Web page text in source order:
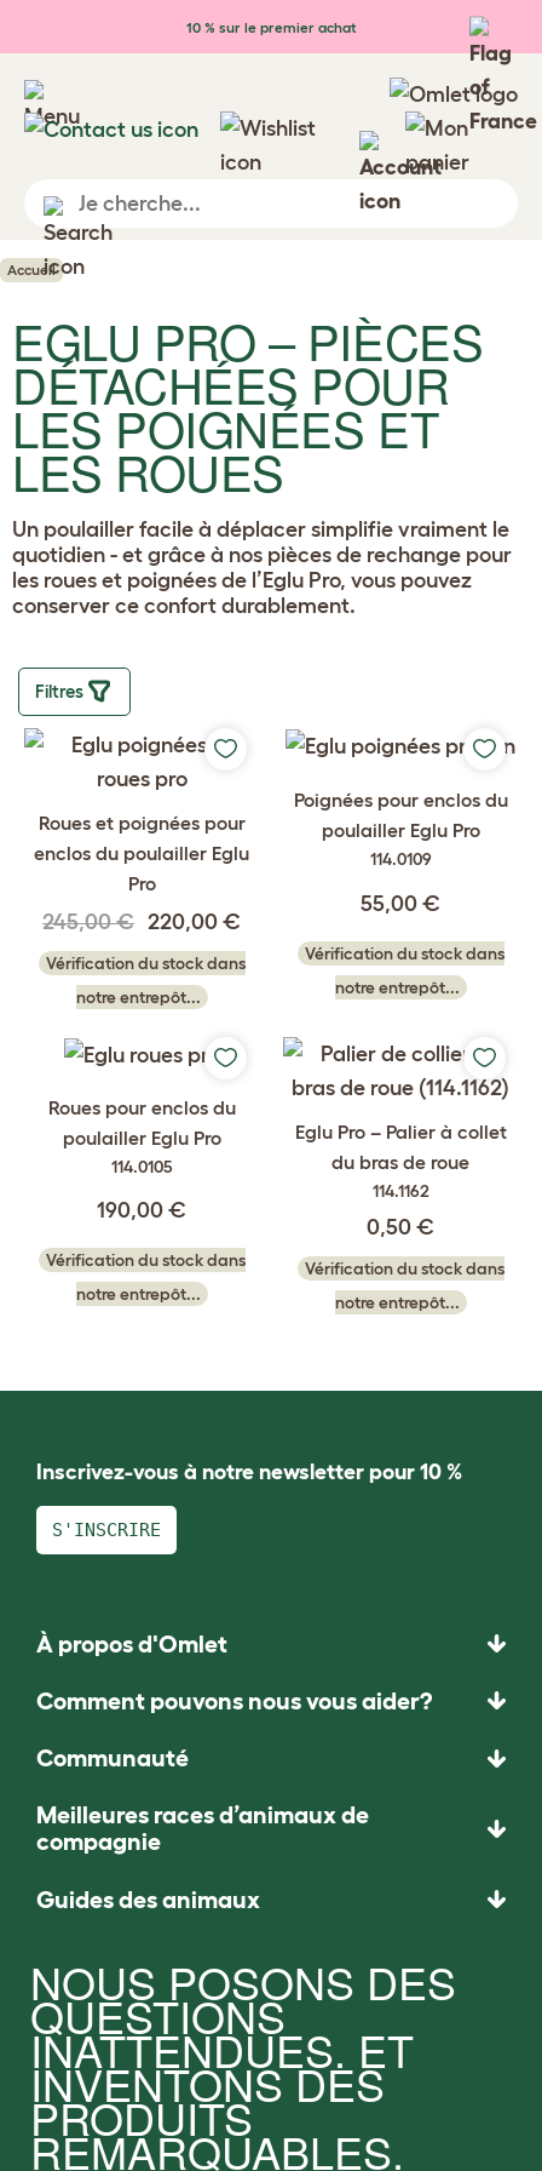
Passer au contenu principal
10 % sur le premier achat
Accueil
EGLU PRO – PIÈCES
DÉTACHÉES POUR
LES POIGNÉES ET
LES ROUES
Un poulailler facile à déplacer simplifie vraiment le
quotidien - et grâce à nos pièces de rechange pour
les roues et poignées de l’Eglu Pro, vous pouvez
conserver ce confort durablement.
Filtres
Roues et poignées pour
enclos du poulailler Eglu
Pro
245,00 € 220,00 €
Vérification du stock dans
notre entrepôt...
Poignées pour enclos du
poulailler Eglu Pro
114.0109
55,00 €
Vérification du stock dans
notre entrepôt...
Roues pour enclos du
poulailler Eglu Pro
114.0105
190,00 €
Vérification du stock dans
notre entrepôt...
Eglu Pro – Palier à collet
du bras de roue
114.1162
0,50 €
Vérification du stock dans
notre entrepôt...
Inscrivez-vous à notre newsletter pour 10 %
S'INSCRIRE
À propos d'Omlet
Comment pouvons nous vous aider?
Communauté
Meilleures races d’animaux de
compagnie
Guides des animaux
NOUS POSONS DES
QUESTIONS
INATTENDUES. ET
INVENTONS DES
PRODUITS
REMARQUABLES.